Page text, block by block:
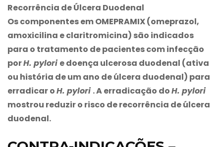
Recorrência de Úlcera Duodenal
Os componentes emOMEPRAMIX(omeprazol,
amoxicilina e claritromicina) são indicados
para o tratamento de pacientes com infecção
porH. pylori e doença ulcerosa duodenal (ativa
ou história de um ano de úlcera duodenal) para
erradicar oH. pylori . A erradicação doH. pylori
mostrou reduzir o risco de recorrência de úlcera
duodenal.